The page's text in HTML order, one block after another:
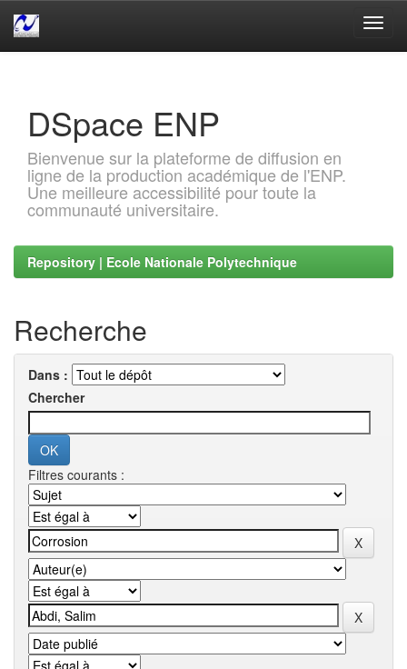
DSpace ENP
Bienvenue sur la plateforme de diffusion en
ligne de la production académique de l'ENP.
Une meilleure accessibilité pour toute la
communauté universitaire.
Repository | Ecole Nationale Polytechnique
Recherche
Dans :
Chercher
Filtres courants :